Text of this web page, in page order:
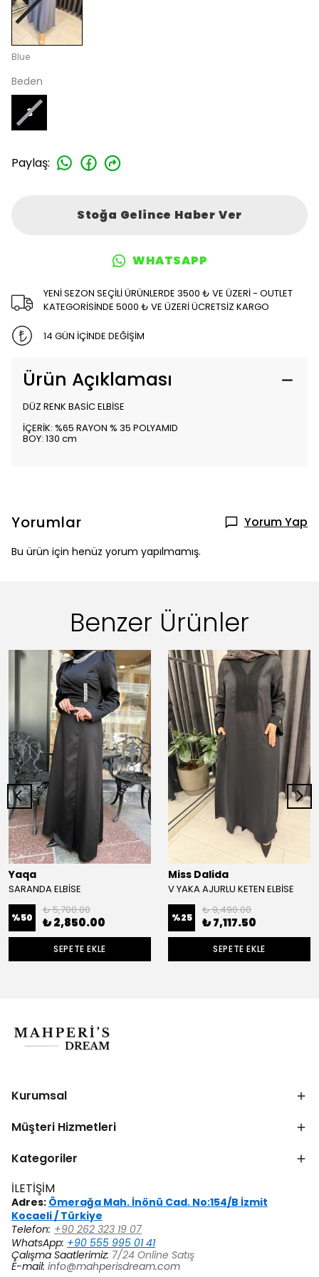
Blue
Beden
3
Paylaş:
Stoğa Gelince Haber Ver
WHATSAPP
YENİ SEZON SEÇİLİ ÜRÜNLERDE 3500 ₺ VE ÜZERİ - OUTLET
KATEGORİSİNDE 5000 ₺ VE ÜZERİ ÜCRETSİZ KARGO
14 GÜN İÇİNDE DEĞİŞİM
Ürün Açıklaması
DÜZ RENK BASİC ELBİSE
İÇERİK: %65 RAYON % 35 POLYAMID
BOY: 130 cm
Yorumlar Yorum Yap
Bu ürün için henüz yorum yapılmamış.
Benzer Ürünler
Yaqa
SARANDA ELBİSE
%50
₺ 5,700.00
₺ 2,850.00
SEPETE EKLE
Miss Dalida
V YAKA AJURLU KETEN ELBİSE
%25
₺ 9,490.00
₺ 7,117.50
SEPETE EKLE
Kurumsal
Müşteri Hizmetleri
Kategoriler
İLETİŞİM
Adres: Ömerağa Mah. İnönü Cad. No:154/B İzmit
Kocaeli / Türkiye
Telefon: +90 262 323 19 07
WhatsApp: +90 555 995 01 41
Çalışma Saatlerimiz: 7/24 Online Satış
E-mail: info@mahperisdream.com